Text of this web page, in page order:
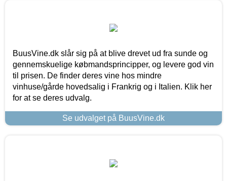
BuusVine.dk slår sig på at blive drevet ud fra sunde og
gennemskuelige købmandsprincipper, og levere god vin
til prisen. De finder deres vine hos mindre
vinhuse/gårde hovedsalig i Frankrig og i Italien. Klik her
for at se deres udvalg.
Se udvalget på BuusVine.dk